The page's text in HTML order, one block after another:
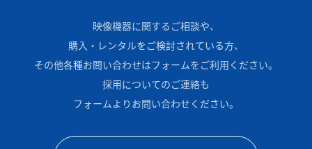
映像機器に関するご相談や、
購入・レンタルをご検討されている方、
その他各種お問い合わせはフォームをご利用ください。
採用についてのご連絡も
フォームよりお問い合わせください。